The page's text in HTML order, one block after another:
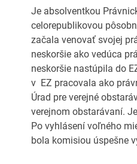
Je absolventkou
celorepublikovou
začala venovať svojej
neskoršie ako vedúca
neskoršie nastúpila do
v EZ pracovala ako
Úrad pre verejné
verejnom obstarávaní.
Po vyhlásení voľného
bola komisiou úspešne